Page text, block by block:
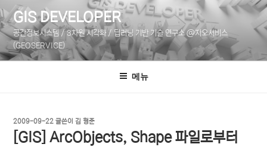
텐
츠
로
바
GIS DEVELOPER
공간정보시스템 / 3차원 시각화 / 딥러닝 기반 기술 연구소 @지오서비스
(GEOSERVICE)
메뉴
작
성
일
2009-09-22 글쓴이김 형준
[GIS] ArcObjects, Shape 파일로부터